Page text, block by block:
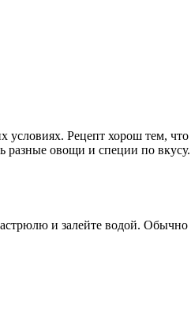
Рецепт хорош тем,
овощи и специи по
и залейте водой. Обычно